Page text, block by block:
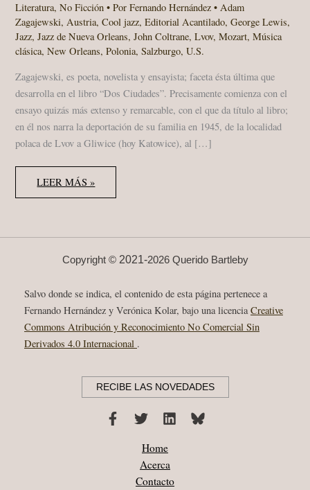
Literatura,No Ficción • PorFernando Hernández•Adam
Zagajewski,Austria,Cool jazz,Editorial Acantilado,George Lewis,
Jazz,Jazz de Nueva Orleans,John Coltrane,Lvov,Mozart,Música
clásica,New Orleans,Polonia,Salzburgo,U.S.
Zagajewski, es poeta, novelista y ensayista; faceta ésta última que
desarrolla en el libro “Dos Ciudades”. Precisamente comienza con el
ensayo quizás más extenso y remarcable, con el que da título al libro;
en él nos narra la deportación de su familia en 1945, de la localidad
polaca de Lvov a Gliwice (hoy Katowice), al […]
ADAM
ZAGAJEWSKI
“DWA
“DOS
ACANTILADO,
LEER MÁS »
Copyright © 2021-2026 Querido Bartleby
Salvo donde se indica, el contenido de esta página pertenece a
Fernando Hernández y Verónica Kolar, bajo una licenciaCreative
Commons Atribución y Reconocimiento No Comercial Sin
Derivados 4.0 Internacional .
RECIBE LAS NOVEDADES
Home
Acerca
Contacto